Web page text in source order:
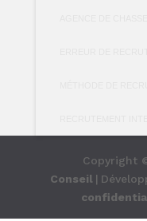
Copyright
Conseil |